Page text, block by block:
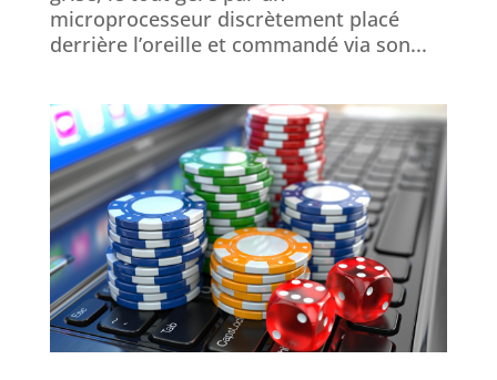
microprocesseur discrètement placé
derrière l’oreille et commandé via son...